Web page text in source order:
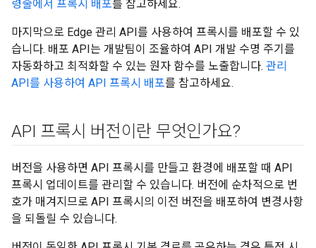
령줄에서 프록시 배포를 참고하세요.
마지막으로 Edge 관리 API를 사용하여 프록시를 배포할 수 있
습니다. 배포 API는 개발팀이 조율하여 API 개발 수명 주기를
자동화하고 최적화할 수 있는 원자 함수를 노출합니다. 관리
API를 사용하여 API 프록시 배포를 참고하세요.
API 프록시 버전이란 무엇인가요?
버전을 사용하면 API 프록시를 만들고 환경에 배포할 때 API
프록시 업데이트를 관리할 수 있습니다. 버전에 순차적으로 번
호가 매겨지므로 API 프록시의 이전 버전을 배포하여 변경사항
을 되돌릴 수 있습니다.